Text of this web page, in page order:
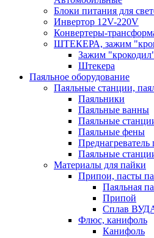
Блоки питания для
Инвертор 12V-220V
Конвертеры-
ШТЕКЕРА, зажим
Зажим
Штекера
Паяльное оборудование
Паяльные станции,
Паяльники
Паяльные ванны
Паяльные
Паяльные фены
Преднагреватель
Паяльные
Материалы для пайки
Припои, пасты
Паяльная
Припой
Сплав
Флюс, канифоль
Канифоль